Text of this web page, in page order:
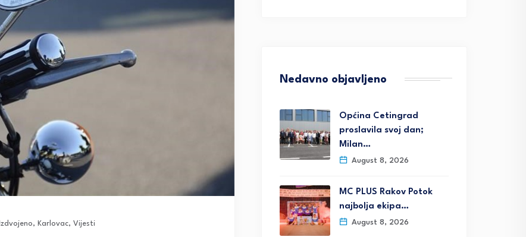
Izdvojeno, Karlovac, Vijesti
Nedavno objavljeno
Općina Cetingrad
proslavila svoj dan;
Milan…
August 8, 2026
MC PLUS Rakov Potok
najbolja ekipa…
August 8, 2026